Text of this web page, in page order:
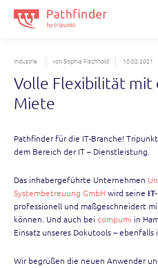
Industrie von Sophia Fischhold 10.02.2021
Volle Flexibilität
Miete
Pathfinder für die IT-Branche!
dem Bereich der IT – Dienstleistung.
Das inhabergeführte Unternehmen
Systembetreuung GmbH wird seine
professionell und maßgeschneidert
können. Und auch beicompumi in
Einsatz unseres Dokutools –
Wir begrüßen die neuen Anwender